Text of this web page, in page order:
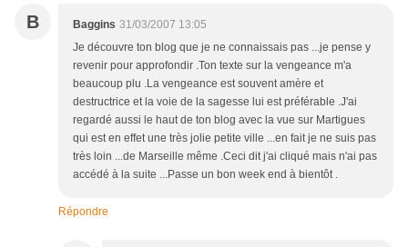
B Baggins 31/03/2007 13:05
Je découvre ton blog que je ne connaissais pas ...je pense y
revenir pour approfondir .Ton texte sur la vengeance m'a
beaucoup plu .La vengeance est souvent amère et
destructrice et la voie de la sagesse lui est préférable .J'ai
regardé aussi le haut de ton blog avec la vue sur Martigues
qui est en effet une très jolie petite ville ...en fait je ne suis pas
très loin ...de Marseille même .Ceci dit j'ai cliqué mais n'ai pas
accédé à la suite ...Passe un bon week end à bientôt .
Répondre